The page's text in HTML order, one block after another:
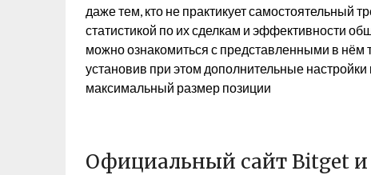
даже тем, кто не практикует самостоятельный
статистикой по их сделкам и эффективности
можно ознакомиться с представленными в
установив при этом дополнительные
максимальный размер позиции
Официальный сайт Bitget и